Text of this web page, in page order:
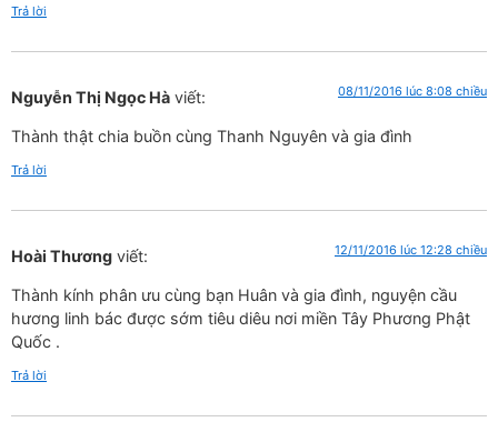
Trả lời
Nguyễn Thị Ngọc Hà viết: 08/11/2016 lúc 8:08 chiều
Thành thật chia buồn cùng Thanh Nguyên và gia đình
Trả lời
Hoài Thương viết: 12/11/2016 lúc 12:28 chiều
Thành kính phân ưu cùng bạn Huân và gia đình, nguyện cầu
hương linh bác được sớm tiêu diêu nơi miền Tây Phương Phật
Quốc .
Trả lời